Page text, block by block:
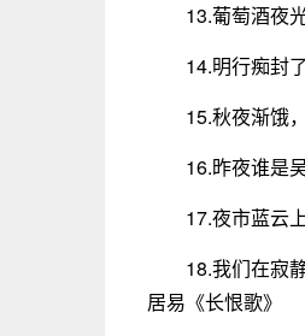
13.葡萄酒夜
14.明行痴封
15.秋夜渐饿
16.昨夜谁是
17.夜市蓝云
18.我们在寂
居易《长恨歌》